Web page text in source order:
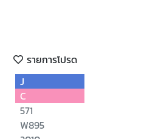
รายการโปรด
J
C
571
W895